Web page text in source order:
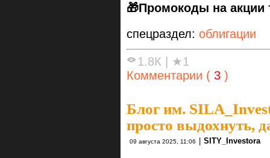
🎁Промокоды на
спецраздел: облигации
1.8К | ★1
Комментарии ( 3 )
Блог им.
просто выдохнуть,
09 августа 2025, 11:06 | SITY_Investora